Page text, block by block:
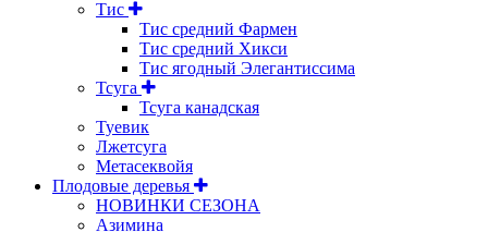
Тис
Тис средний Фармен
Тис средний Хикси
Тис ягодный Элегантиссима
Тсуга
Тсуга канадская
Туевик
Лжетсуга
Метасеквойя
Плодовые деревья
НОВИНКИ СЕЗОНА
Азимина